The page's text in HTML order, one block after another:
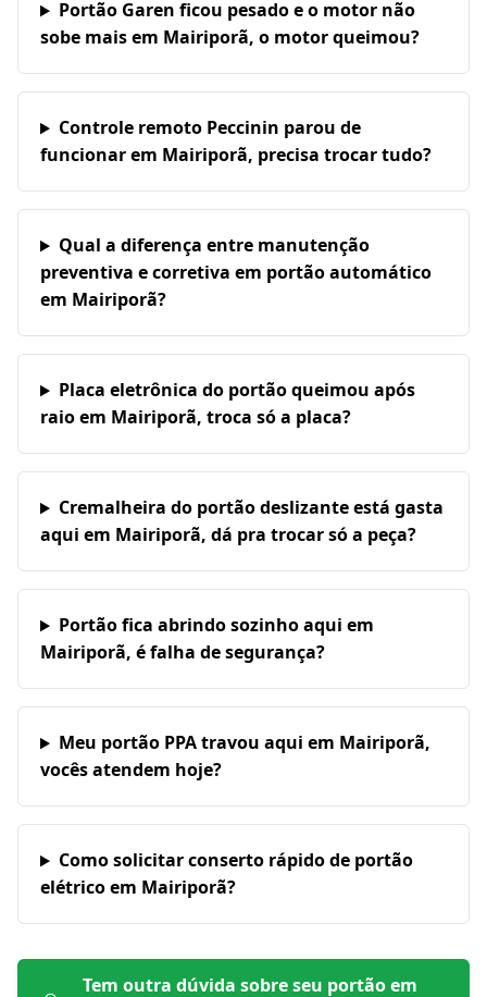
Portão Garen ficou pesado e o motor não
sobe mais em Mairiporã, o motor queimou?
Controle remoto Peccinin parou de
funcionar em Mairiporã, precisa trocar tudo?
Qual a diferença entre manutenção
preventiva e corretiva em portão automático
em Mairiporã?
Placa eletrônica do portão queimou após
raio em Mairiporã, troca só a placa?
Cremalheira do portão deslizante está gasta
aqui em Mairiporã, dá pra trocar só a peça?
Portão fica abrindo sozinho aqui em
Mairiporã, é falha de segurança?
Meu portão PPA travou aqui em Mairiporã,
vocês atendem hoje?
Como solicitar conserto rápido de portão
elétrico em Mairiporã?
Tem outra dúvida sobre seu portão em